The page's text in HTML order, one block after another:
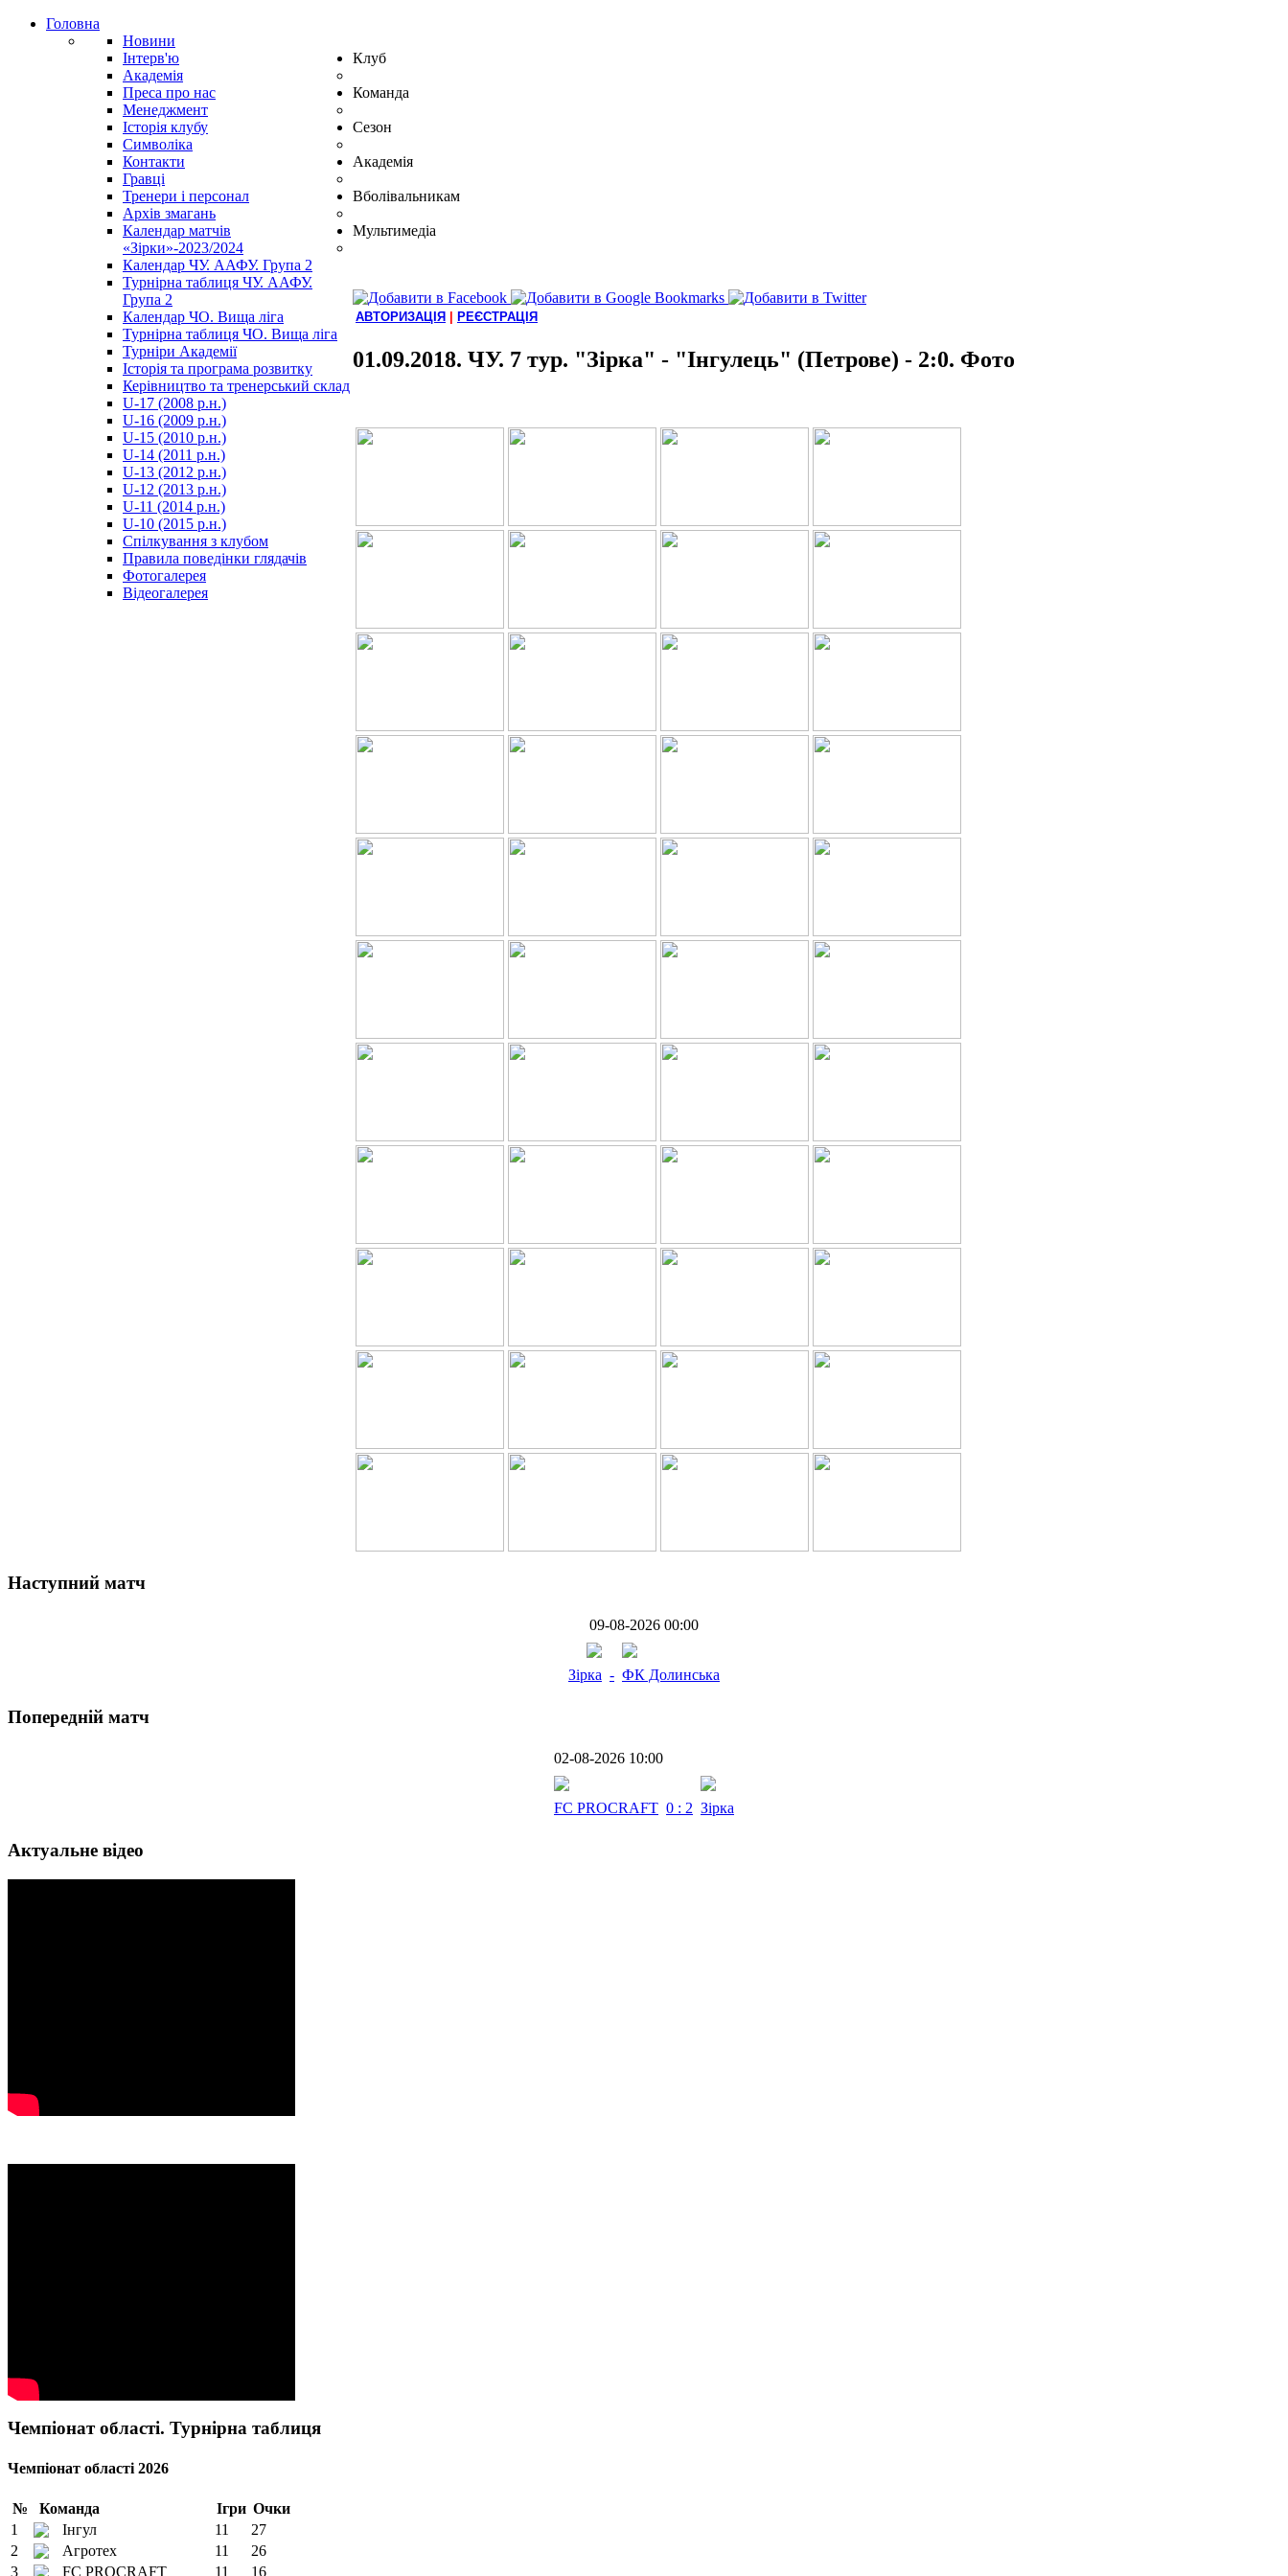
Головна
Новини
Інтерв'ю
Академія
Преса про нас
Клуб
Менеджмент
Історія клубу
Символіка
Контакти
Команда
Гравці
Тренери і персонал
Архів змагань
Сезон
Календар матчів
«Зірки»-2023/2024
Календар ЧУ. ААФУ. Група 2
Турнірна таблиця ЧУ. ААФУ.
Група 2
Календар ЧО. Вища ліга
Турнірна таблиця ЧО. Вища ліга
Академія
Турніри Академії
Історія та програма розвитку
Керівництво та тренерський склад
U-17 (2008 р.н.)
U-16 (2009 р.н.)
U-15 (2010 р.н.)
U-14 (2011 р.н.)
U-13 (2012 р.н.)
U-12 (2013 р.н.)
U-11 (2014 р.н.)
U-10 (2015 р.н.)
Вболівальникам
Спілкування з клубом
Правила поведінки глядачів
Мультимедіа
Фотогалерея
Відеогалерея
АВТОРИЗАЦІЯ РЕЄСТРАЦІЯ
01.09.2018. ЧУ. 7 тур. "Зірка" - "Інгулець" (Петрове) - 2:0. Фото
Наступний матч
09-08-2026 00:00
Зірка - ФК Долинська
Попередній матч
02-08-2026 10:00
FC PROCRAFT 0 : 2 Зірка
Актуальне відео
Чемпіонат області. Турнірна таблиця
Чемпіонат області 2026
№ Команда Ігри Очки
1
Інгул 11
27
2
Агротех 11
26
3
FC PROCRAFT 11 16